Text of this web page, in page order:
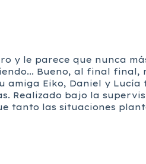
y le parece que nunca
Bueno, al final final,
amiga Eiko, Daniel y
Realizado bajo la
tanto las situaciones